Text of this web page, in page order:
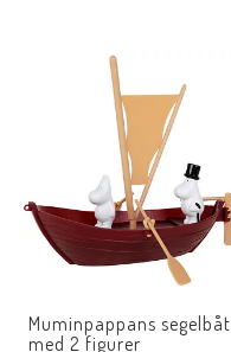
Muminpappans segelbåt
med 2 figurer